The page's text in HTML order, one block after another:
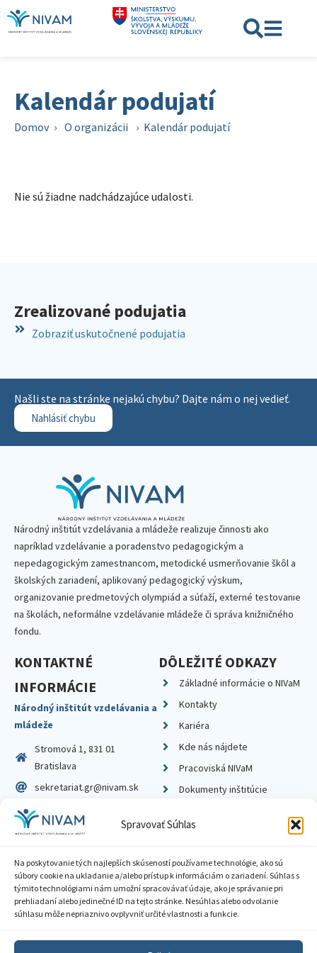
Spravovať Súhlas
Na poskytovanie tých najlepších skúseností používame technológie, ako sú
súbory cookie na ukladanie a/alebo prístup k informáciám o zariadení. Súhlas s
týmito technológiami nám umožní spracovávať údaje, ako je správanie pri
prehliadaní alebo jedinečné ID na tejto stránke. Nesúhlas alebo odvolanie
súhlasu môže nepriaznivo ovplyvniť určité vlastnosti a funkcie.
Kalendár podujatí
Domov › O organizácii › Kalendár podujatí
Nie sú žiadne nadchádzajúce udalosti.
Zrealizované podujatia
Zobraziť uskutočnené podujatia
Našli ste na stránke nejakú chybu? Dajte nám o nej vedieť.
Nahlásiť chybu
Národný inštitút vzdelávania a mládeže realizuje činnosti ako
napríklad vzdelávanie a poradenstvo pedagogickým a
nepedagogickým zamestnancom, metodické usmerňovanie škôl a
školských zariadení, aplikovaný pedagogický výskum,
organizovanie predmetových olympiád a súťaží, externé testovanie
na školách, neformálne vzdelávanie mládeže či správa knižničného
fondu.
KONTAKTNÉ
INFORMÁCIE
Národný inštitút vzdelávania a
mládeže
Stromová 1, 831 01
Bratislava
sekretariat.gr@nivam.sk
IČO: 00164348
DIČ: 2020798714
DÔLEŽITÉ ODKAZY
Základné informácie o NIVaM
Kontakty
Kariéra
Kde nás nájdete
Pracoviská NIVaM
Dokumenty inštitúcie
Zásady ochrany súkromia